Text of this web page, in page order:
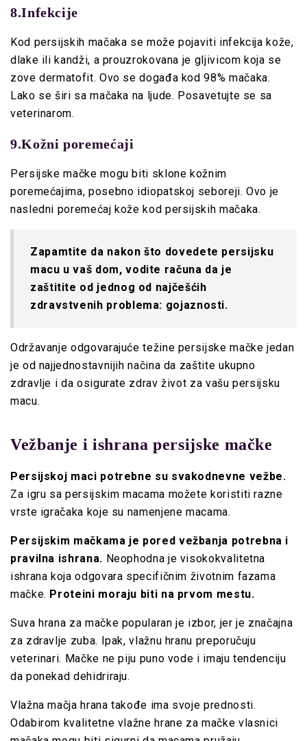
8.Infekcije
Kod persijskih mačaka se može pojaviti infekcija kože,
dlake ili kandži, a prouzrokovana je gljivicom koja se
zove dermatofit. Ovo se događa kod 98% mačaka.
Lako se širi sa mačaka na ljude. Posavetujte se sa
veterinarom.
9.Kožni poremećaji
Persijske mačke mogu biti sklone kožnim
poremećajima, posebno idiopatskoj seboreji. Ovo je
nasledni poremećaj kože kod persijskih mačaka.
Zapamtite da nakon što dovedete persijsku
macu u vaš dom, vodite računa da je
zaštitite od jednog od najčešćih
zdravstvenih problema: gojaznosti.
Održavanje odgovarajuće težine persijske mačke jedan
je od najjednostavnijih načina da zaštite ukupno
zdravlje i da osigurate zdrav život za vašu persijsku
macu.
Vežbanje i ishrana persijske mačke
Persijskoj maci potrebne su svakodnevne vežbe.
Za igru sa persijskim macama možete koristiti razne
vrste igračaka koje su namenjene macama.
Persijskim mačkama je pored vežbanja potrebna i
pravilna ishrana. Neophodna je visokokvalitetna
ishrana koja odgovara specifičnim životnim fazama
mačke. Proteini moraju biti na prvom mestu.
Suva hrana za mačke popularan je izbor, jer je značajna
za zdravlje zuba. Ipak, vlažnu hranu preporučuju
veterinari. Mačke ne piju puno vode i imaju tendenciju
da ponekad dehidriraju.
Vlažna mačja hrana takođe ima svoje prednosti.
Odabirom kvalitetne vlažne hrane za mačke vlasnici